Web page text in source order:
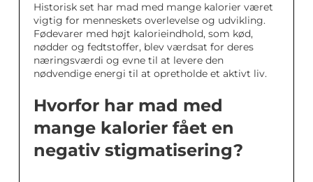
Historisk set har mad med mange kalorier været
vigtig for menneskets overlevelse og udvikling.
Fødevarer med højt kalorieindhold, som kød,
nødder og fedtstoffer, blev værdsat for deres
næringsværdi og evne til at levere den
nødvendige energi til at opretholde et aktivt liv.
Hvorfor har mad med
mange kalorier fået en
negativ stigmatisering?